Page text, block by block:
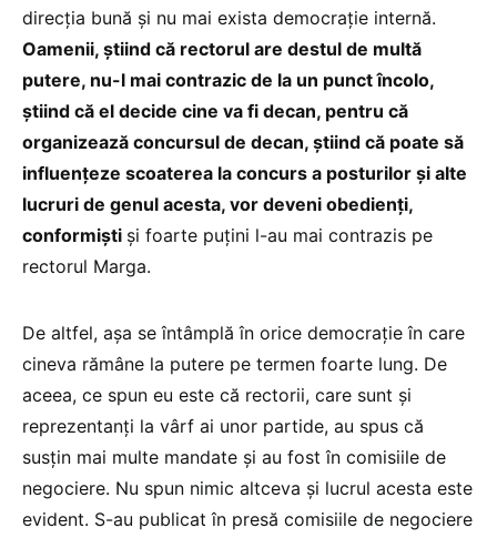
direcția bună și nu mai exista democrație internă.
Oamenii, știind că rectorul are destul de multă
putere, nu-l mai contrazic de la un punct încolo,
știind că el decide cine va fi decan, pentru că
organizează concursul de decan, știind că poate să
influențeze scoaterea la concurs a posturilor și alte
lucruri de genul acesta, vor deveni obedienți,
conformiști și foarte puțini l-au mai contrazis pe
rectorul Marga.
De altfel, așa se întâmplă în orice democrație în care
cineva rămâne la putere pe termen foarte lung. De
aceea, ce spun eu este că rectorii, care sunt și
reprezentanți la vârf ai unor partide, au spus că
susțin mai multe mandate și au fost în comisiile de
negociere. Nu spun nimic altceva și lucrul acesta este
evident. S-au publicat în presă comisiile de negociere